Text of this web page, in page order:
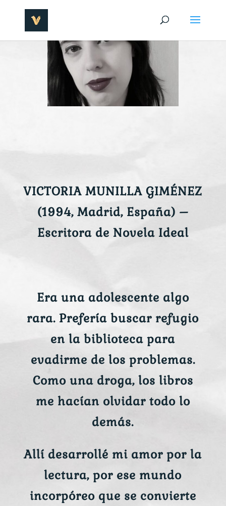
VICTORIA MUNILLA GIMÉNEZ
(1994, Madrid, España) –
Escritora de Novela Ideal
Era una adolescente algo
rara. Prefería buscar refugio
en la biblioteca para
evadirme de los problemas.
Como una droga, los libros
me hacían olvidar todo lo
demás.
Allí desarrollé mi amor por la
lectura, por ese mundo
incorpóreo que se convierte